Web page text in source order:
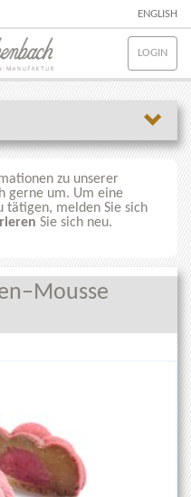
ENGLISH
LOGIN
zu unserer
gerne um. Um eine
tätigen, melden Sie sich
Sie sich neu.